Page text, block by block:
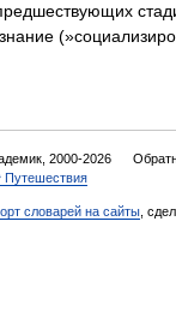
2000-2026
Путешествия
словарей на сайты ,